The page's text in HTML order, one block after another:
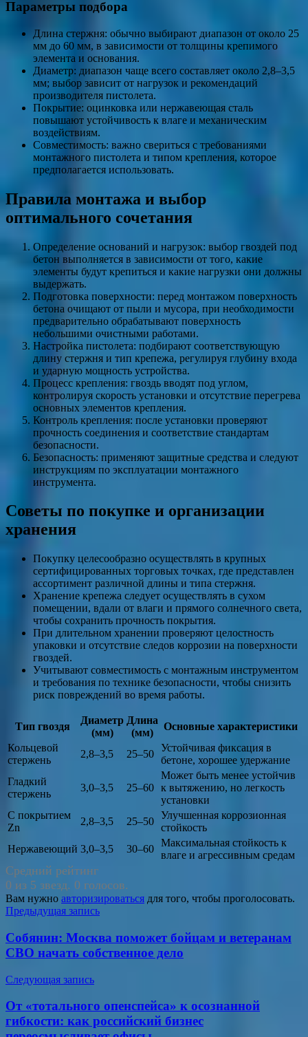
Параметры подбора
Длина стержня: обычно выбирают диапазон от около 25
мм до 60 мм, в зависимости от толщины крепимого
элемента и основания.
Диаметр: диапазон чаще всего составляет около 2,8–3,5
мм; выбор зависит от нагрузок и рекомендаций
производителя пистолета.
Покрытие: оцинковка или нержавеющая сталь
повышают устойчивость к влаге и механическим
воздействиям.
Совместимость: важно свериться с требованиями
монтажного пистолета и типом крепления, которое
предполагается использовать.
Правила монтажа и выбор
оптимального сочетания
Определение оснований и нагрузок: выбор гвоздей под
бетон выполняется в зависимости от того, какие
элементы будут крепиться и какие нагрузки они должны
выдержать.
Подготовка поверхности: перед монтажом поверхность
бетона очищают от пыли и мусора, при необходимости
предварительно обрабатывают поверхность
небольшими очистными работами.
Настройка пистолета: подбирают соответствующую
длину стержня и тип крепежа, регулируя глубину входа
и ударную мощность устройства.
Процесс крепления: гвоздь вводят под углом,
контролируя скорость установки и отсутствие перегрева
основных элементов крепления.
Контроль крепления: после установки проверяют
прочность соединения и соответствие стандартам
безопасности.
Безопасность: применяют защитные средства и следуют
инструкциям по эксплуатации монтажного
инструмента.
Советы по покупке и организации
хранения
Покупку целесообразно осуществлять в крупных
сертифицированных торговых точках, где представлен
ассортимент различной длины и типа стержня.
Хранение крепежа следует осуществлять в сухом
помещении, вдали от влаги и прямого солнечного света,
чтобы сохранить прочность покрытия.
При длительном хранении проверяют целостность
упаковки и отсутствие следов коррозии на поверхности
гвоздей.
Учитывают совместимость с монтажным инструментом
и требования по технике безопасности, чтобы снизить
риск повреждений во время работы.
Тип гвоздя
Диаметр
(мм)
Длина
(мм)
Основные характеристики
Кольцевой
стержень
2,8–3,5 25–50
Устойчивая фиксация в
бетоне, хорошее удержание
Гладкий
стержень
3,0–3,5 25–60
Может быть менее устойчив
к вытяжению, но легкость
установки
С покрытием
Zn
2,8–3,5 25–50
Улучшенная коррозионная
стойкость
Нержавеющий 3,0–3,5 30–60
Максимальная стойкость к
влаге и агрессивным средам
Средний рейтинг
0 из 5 звезд. 0 голосов.
Вам нужно авторизироваться для того, чтобы проголосовать.
Навигация
по
записям
Предыдущая запись
Собянин: Москва поможет бойцам и ветеранам
СВО начать собственное дело
Следующая запись
От «тотального опенспейса» к осознанной
гибкости: как российский бизнес